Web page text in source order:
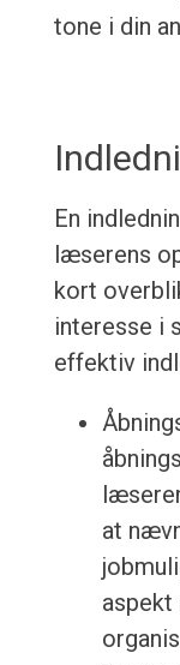
tone i din
En
læserens
kort
interesse i
effektiv
at
aspekt